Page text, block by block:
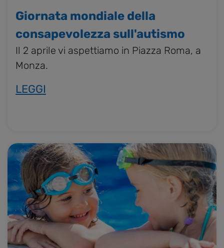
Giornata mondiale della
consapevolezza sull'autismo
Il 2 aprile vi aspettiamo in Piazza Roma, a
Monza.
LEGGI